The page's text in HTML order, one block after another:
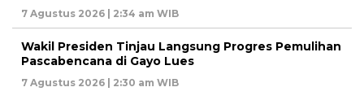
7 Agustus 2026 | 2:34 am WIB
Wakil Presiden Tinjau Langsung Progres Pemulihan
Pascabencana di Gayo Lues
7 Agustus 2026 | 2:30 am WIB